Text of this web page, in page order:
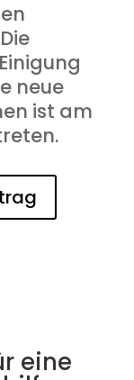
neue
ist am
eine